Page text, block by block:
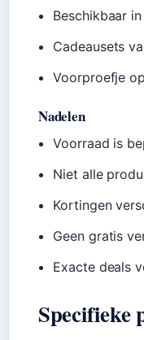
Beschikbaar
Cadeausets
Voorproefje
Nadelen
Voorraad is
Niet alle
Kortingen
Geen gratis
Exacte deals
Specifieke